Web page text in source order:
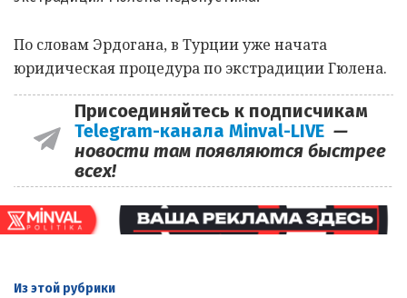
По словам Эрдогана, в Турции уже начата
юридическая процедура по экстрадиции Гюлена.
Присоединяйтесь к подписчикам
Telegram-канала Minval-LIVE —
новости там появляются быстрее
всех!
Из этой рубрики